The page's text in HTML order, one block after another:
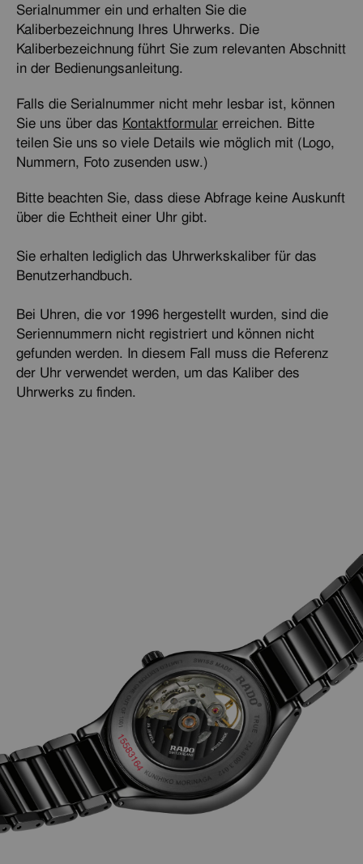
Serialnummer ein und erhalten Sie die
Kaliberbezeichnung Ihres Uhrwerks. Die
Kaliberbezeichnung führt Sie zum relevanten Abschnitt
in der Bedienungsanleitung.
Falls die Serialnummer nicht mehr lesbar ist, können
Sie uns über das Kontaktformular erreichen. Bitte
teilen Sie uns so viele Details wie möglich mit (Logo,
Nummern, Foto zusenden usw.)
Bitte beachten Sie, dass diese Abfrage keine Auskunft
über die Echtheit einer Uhr gibt.
Sie erhalten lediglich das Uhrwerkskaliber für das
Benutzerhandbuch.
Bei Uhren, die vor 1996 hergestellt wurden, sind die
Seriennummern nicht registriert und können nicht
gefunden werden. In diesem Fall muss die Referenz
der Uhr verwendet werden, um das Kaliber des
Uhrwerks zu finden.